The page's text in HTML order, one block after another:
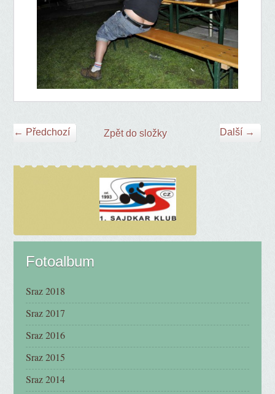
← Předchozí Další →
Zpět do složky
Fotoalbum
Sraz 2018
Sraz 2017
Sraz 2016
Sraz 2015
Sraz 2014